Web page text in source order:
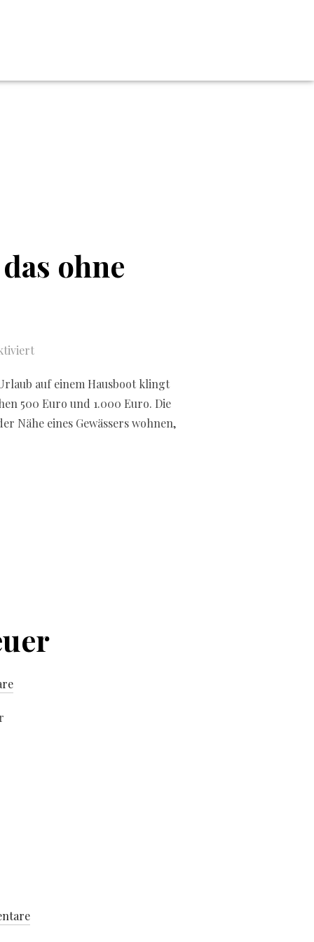
ohne
auf einem Hausboot klingt
500 Euro und 1.000 Euro. Die
Nähe eines Gewässers wohnen,